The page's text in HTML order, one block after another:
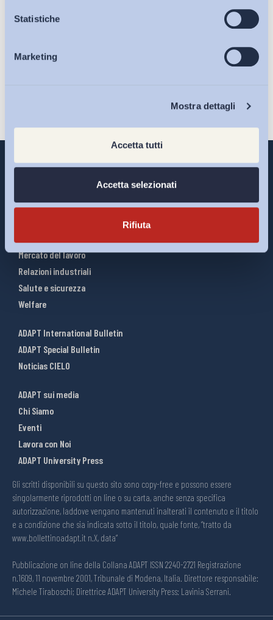
Statistiche
Marketing
Mostra dettagli
Accetta tutti
Accetta selezionati
Rifiuta
Osservatori
Eventi
Ho letto e Accetto il trattamento dei dati personali descritti
Iscriviti
Interventi ADAPT
Mercato del lavoro
Relazioni industriali
Salute e sicurezza
Welfare
ADAPT International Bulletin
ADAPT Special Bulletin
Noticias CIELO
ADAPT sui media
Chi Siamo
Eventi
Lavora con Noi
ADAPT University Press
Gli scritti disponibili su questo sito sono copy-free e possono essere
singolarmente riprodotti on line o su carta, anche senza specifica
autorizzazione, laddove vengano mantenuti inalterati il contenuto e il titolo
e a condizione che sia indicata sotto il titolo, quale fonte, “tratto da
www.bollettinoadapt.it n.X, data“
Pubblicazione on line della Collana ADAPT ISSN 2240-2721 Registrazione
n.1609, 11 novembre 2001, Tribunale di Modena, Italia. Direttore responsabile:
Michele Tiraboschi; Direttrice ADAPT University Press: Lavinia Serrani.